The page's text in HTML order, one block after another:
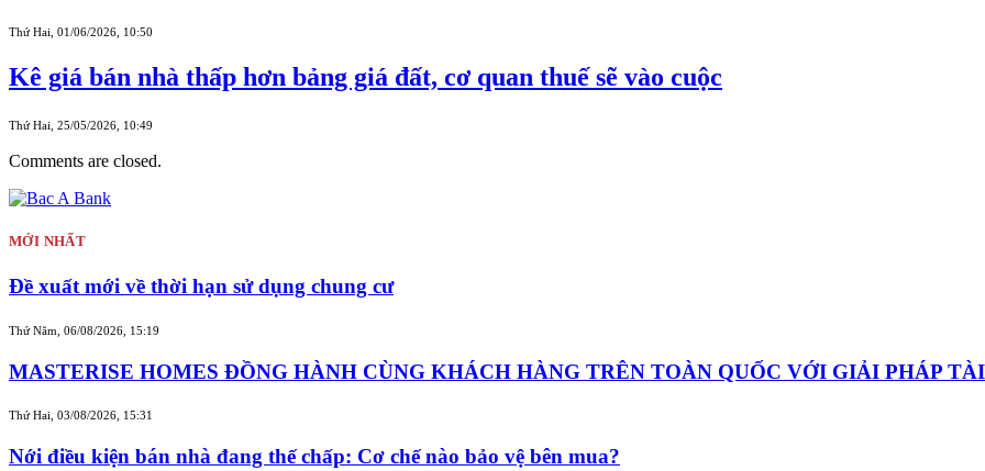
Thứ Hai, 01/06/2026, 10:50
Kê giá bán nhà thấp hơn bảng giá đất, cơ quan thuế sẽ vào cuộc
Thứ Hai, 25/05/2026, 10:49
Comments are closed.
MỚI NHẤT
Đề xuất mới về thời hạn sử dụng chung cư
Thứ Năm, 06/08/2026, 15:19
MASTERISE HOMES ĐỒNG HÀNH CÙNG KHÁCH HÀNG TRÊN TOÀN QUỐC VỚI GIẢI PHÁP
Thứ Hai, 03/08/2026, 15:31
Nới điều kiện bán nhà đang thế chấp: Cơ chế nào bảo vệ bên mua?